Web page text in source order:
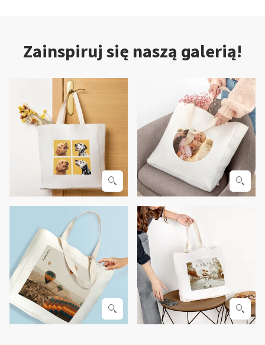
Zainspiruj się naszą galerią!